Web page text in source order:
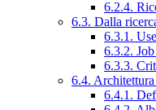
6.2.4.
6.3. Dalla
6.3.1.
6.3.2.
6.3.3.
6.4.
6.4.1.